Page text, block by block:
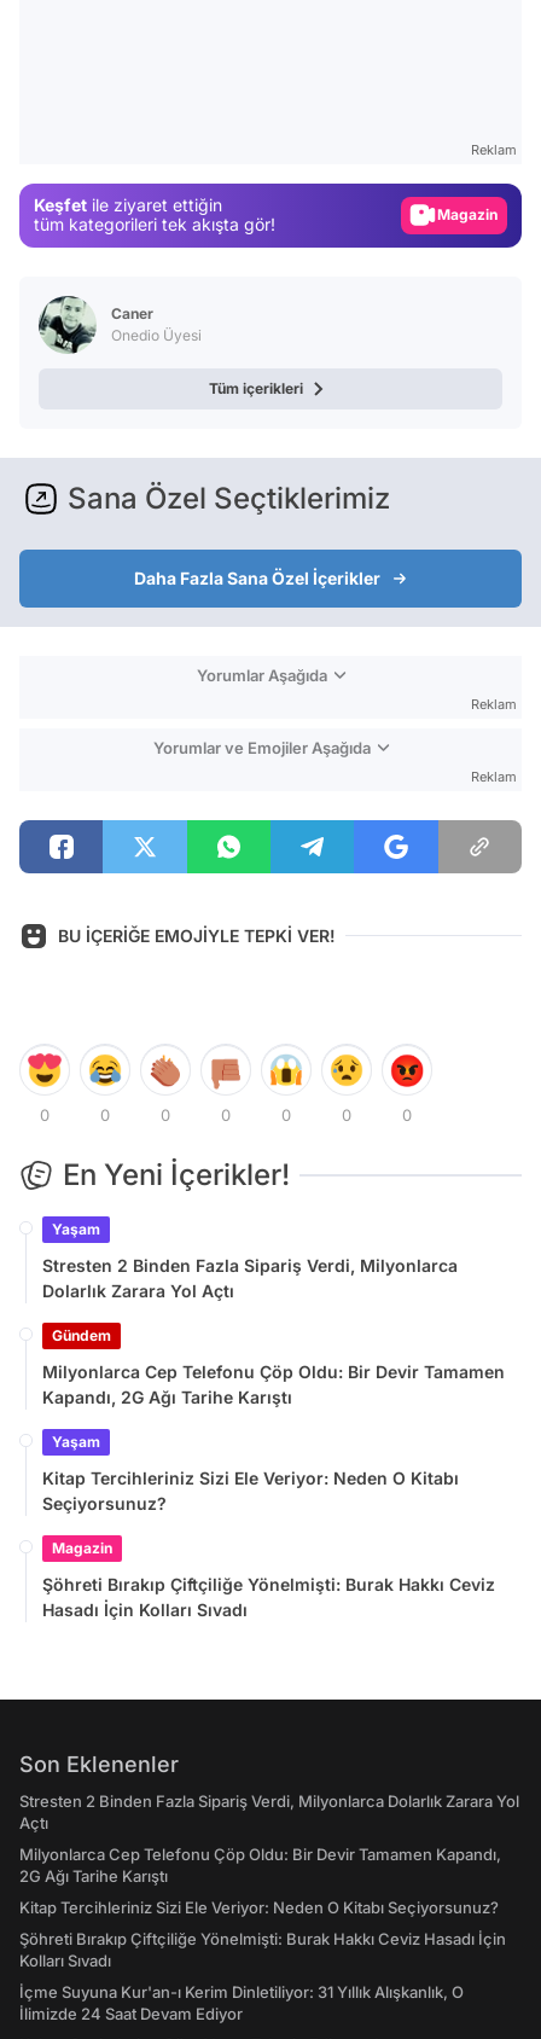
Reklam
Keşfet ile ziyaret ettiğin
tüm kategorileri tek akışta gör!
Magazin
Caner
Onedio Üyesi
Tüm içerikleri
Sana Özel Seçtiklerimiz
Daha Fazla Sana Özel İçerikler
Yorumlar Aşağıda
Reklam
Yorumlar ve Emojiler Aşağıda
Reklam
BU İÇERİĞE EMOJİYLE TEPKİ VER!
0 0 0 0 0 0 0
En Yeni İçerikler!
Yaşam
Stresten 2 Binden Fazla Sipariş Verdi, Milyonlarca
Dolarlık Zarara Yol Açtı
Gündem
Milyonlarca Cep Telefonu Çöp Oldu: Bir Devir Tamamen
Kapandı, 2G Ağı Tarihe Karıştı
Yaşam
Kitap Tercihleriniz Sizi Ele Veriyor: Neden O Kitabı
Seçiyorsunuz?
Magazin
Şöhreti Bırakıp Çiftçiliğe Yönelmişti: Burak Hakkı Ceviz
Hasadı İçin Kolları Sıvadı
Son Eklenenler
Stresten 2 Binden Fazla Sipariş Verdi, Milyonlarca Dolarlık Zarara Yol
Açtı
Milyonlarca Cep Telefonu Çöp Oldu: Bir Devir Tamamen Kapandı,
2G Ağı Tarihe Karıştı
Kitap Tercihleriniz Sizi Ele Veriyor: Neden O Kitabı Seçiyorsunuz?
Şöhreti Bırakıp Çiftçiliğe Yönelmişti: Burak Hakkı Ceviz Hasadı İçin
Kolları Sıvadı
İçme Suyuna Kur'an-ı Kerim Dinletiliyor: 31 Yıllık Alışkanlık, O
İlimizde 24 Saat Devam Ediyor